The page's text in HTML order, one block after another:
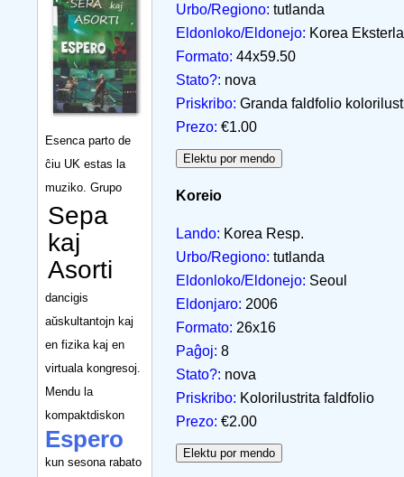
Esenca parto de
ĉiu UK estas la
muziko. Grupo
Sepa
kaj
Asorti
dancigis
aŭskultantojn kaj
en fizika kaj en
virtuala kongresoj.
Mendu la
kompaktdiskon
Espero
kun sesona rabato
Urbo/Regiono: tutlanda
Eldonloko/Eldonejo: Korea
Formato: 44x59.50
Stato?: nova
Priskribo: Granda faldfolio
Prezo: €1.00
Koreio
Lando: Korea Resp.
Urbo/Regiono: tutlanda
Eldonloko/Eldonejo: Seoul
Eldonjaro: 2006
Formato: 26x16
Paĝoj: 8
Stato?: nova
Priskribo: Kolorilustrita faldfolio
Prezo: €2.00